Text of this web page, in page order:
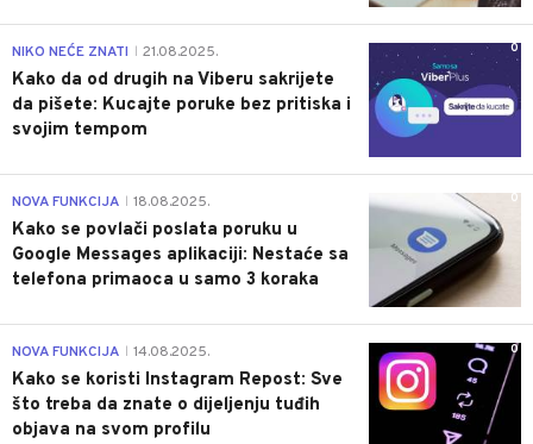
0
NIKO NEĆE ZNATI 21.08.2025.
Kako da od drugih na Viberu sakrijete
da pišete: Kucajte poruke bez pritiska i
svojim tempom
0
NOVA FUNKCIJA 18.08.2025.
Kako se povlači poslata poruku u
Google Messages aplikaciji: Nestaće sa
telefona primaoca u samo 3 koraka
0
NOVA FUNKCIJA 14.08.2025.
Kako se koristi Instagram Repost: Sve
što treba da znate o dijeljenju tuđih
objava na svom profilu